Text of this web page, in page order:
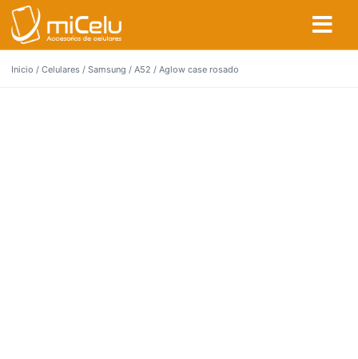
Inicio / Celulares / Samsung / A52 / Aglow case rosado